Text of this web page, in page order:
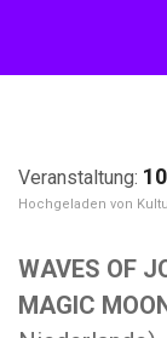
WAVES OF
MAGIC